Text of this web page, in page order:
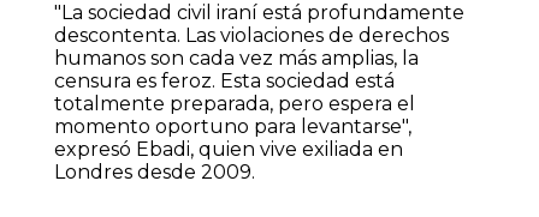
"La sociedad civil iraní está profundamente
descontenta. Las violaciones de derechos
humanos son cada vez más amplias, la
censura es feroz. Esta sociedad está
totalmente preparada, pero espera el
momento oportuno para levantarse",
expresó Ebadi, quien vive exiliada en
Londres desde 2009.